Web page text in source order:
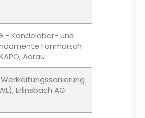
- Kandelaber- und
Fanmarsch
KAPO, Aarau
Werkleitungssanierung
Erlinsbach AG